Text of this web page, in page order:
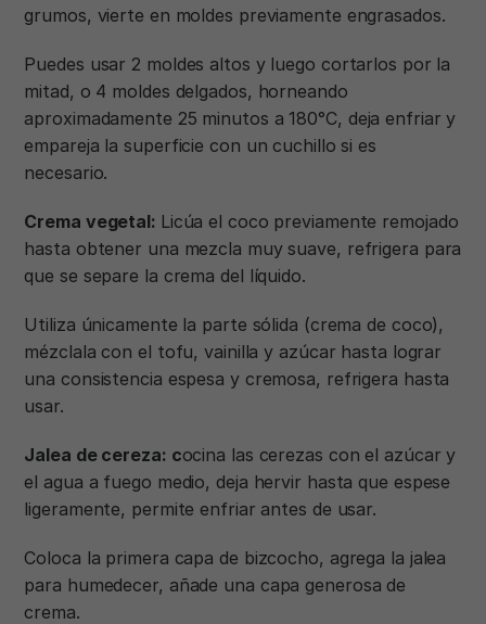
grumos, vierte en moldes previamente engrasados.
Puedes usar 2 moldes altos y luego cortarlos por la
mitad, o 4 moldes delgados, horneando
aproximadamente 25 minutos a 180°C, deja enfriar y
empareja la superficie con un cuchillo si es
necesario.
Crema vegetal: Licúa el coco previamente remojado
hasta obtener una mezcla muy suave, refrigera para
que se separe la crema del líquido.
Utiliza únicamente la parte sólida (crema de coco),
mézclala con el tofu, vainilla y azúcar hasta lograr
una consistencia espesa y cremosa, refrigera hasta
usar.
Jalea de cereza: cocina las cerezas con el azúcar y
el agua a fuego medio, deja hervir hasta que espese
ligeramente, permite enfriar antes de usar.
Coloca la primera capa de bizcocho, agrega la jalea
para humedecer, añade una capa generosa de
crema.